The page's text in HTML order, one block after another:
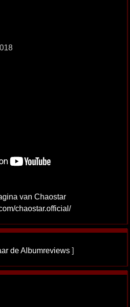
van Chaostar
chaostar.official/
de Albumreviews ]